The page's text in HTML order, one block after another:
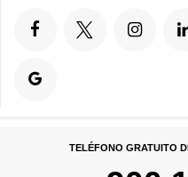
TELÉFONO GRATUITO